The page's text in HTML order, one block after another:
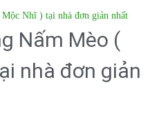
Nấm Mèo (
nhà đơn giản